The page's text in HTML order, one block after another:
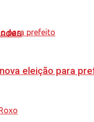
eleição para